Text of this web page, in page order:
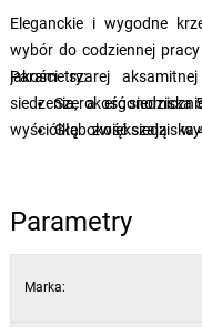
Eleganckie i wygodne
wybór do codziennej
jakości szarej
siedzenia, a
wyściółką zwiększają
kółkami, które zostały
podłóg. Dzięki
dostosować pozycję do
Parametry:
Szerokość siedziska
Głębokość siedziska
Regulowana
Regulowana
Średnica krzyża
Parametry
Marka: